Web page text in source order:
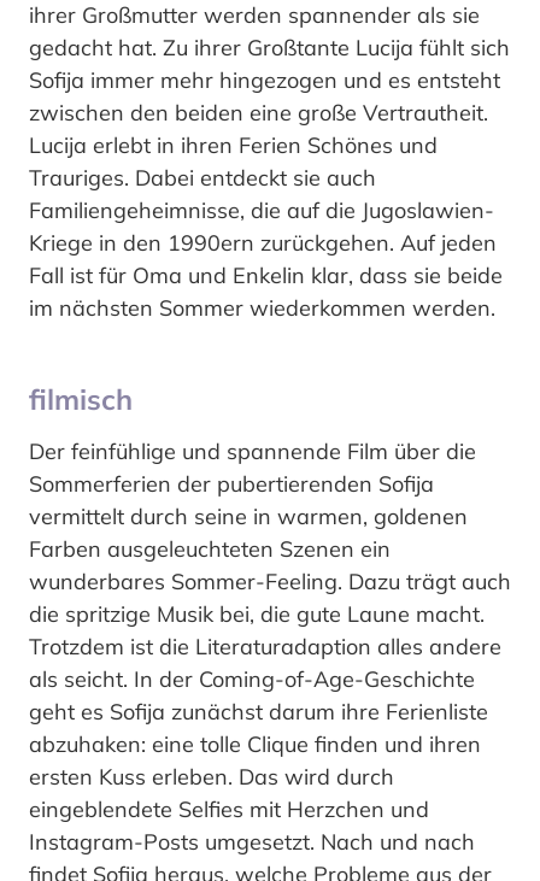
ihrer Großmutter werden spannender als sie
gedacht hat. Zu ihrer Großtante Lucija fühlt sich
Sofija immer mehr hingezogen und es entsteht
zwischen den beiden eine große Vertrautheit.
Lucija erlebt in ihren Ferien Schönes und
Trauriges. Dabei entdeckt sie auch
Familiengeheimnisse, die auf die Jugoslawien-
Kriege in den 1990ern zurückgehen. Auf jeden
Fall ist für Oma und Enkelin klar, dass sie beide
im nächsten Sommer wiederkommen werden.
filmisch
Der feinfühlige und spannende Film über die
Sommerferien der pubertierenden Sofija
vermittelt durch seine in warmen, goldenen
Farben ausgeleuchteten Szenen ein
wunderbares Sommer-Feeling. Dazu trägt auch
die spritzige Musik bei, die gute Laune macht.
Trotzdem ist die Literaturadaption alles andere
als seicht. In der Coming-of-Age-Geschichte
geht es Sofija zunächst darum ihre Ferienliste
abzuhaken: eine tolle Clique finden und ihren
ersten Kuss erleben. Das wird durch
eingeblendete Selfies mit Herzchen und
Instagram-Posts umgesetzt. Nach und nach
findet Sofija heraus, welche Probleme aus der